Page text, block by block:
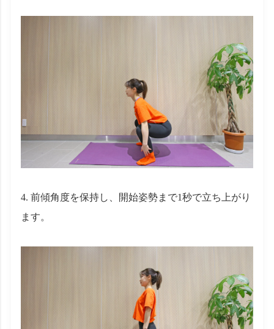
前傾角度を保持し、開始姿勢まで1秒で立ち上がり
ます。